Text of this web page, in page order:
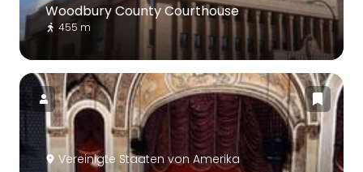
Woodbury County Courthouse
455 m
Vereinigte Staaten von Amerika